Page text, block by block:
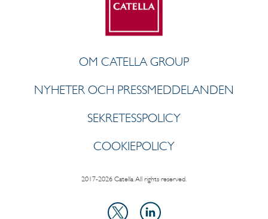
OM CATELLA GROUP
NYHETER OCH PRESSMEDDELANDEN
SEKRETESSPOLICY
COOKIEPOLICY
2017-2026 Catella. All rights reserved.
X
LinkedIn